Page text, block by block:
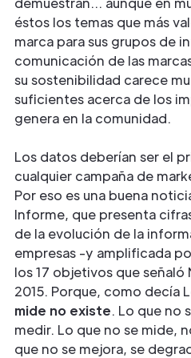
éstos los temas que más
marca para sus grupos de
comunicación de las
su sostenibilidad carece
suficientes acerca de los
genera en la comunidad.
Los datos deberían ser el
cualquier campaña de
Por eso es una buena
Informe, que presenta
de la evolución de la
empresas -y amplificada
los 17 objetivos que señaló
2015. Porque, como decía
mide no existe. Lo que no
medir. Lo que no se mide,
que no se mejora, se